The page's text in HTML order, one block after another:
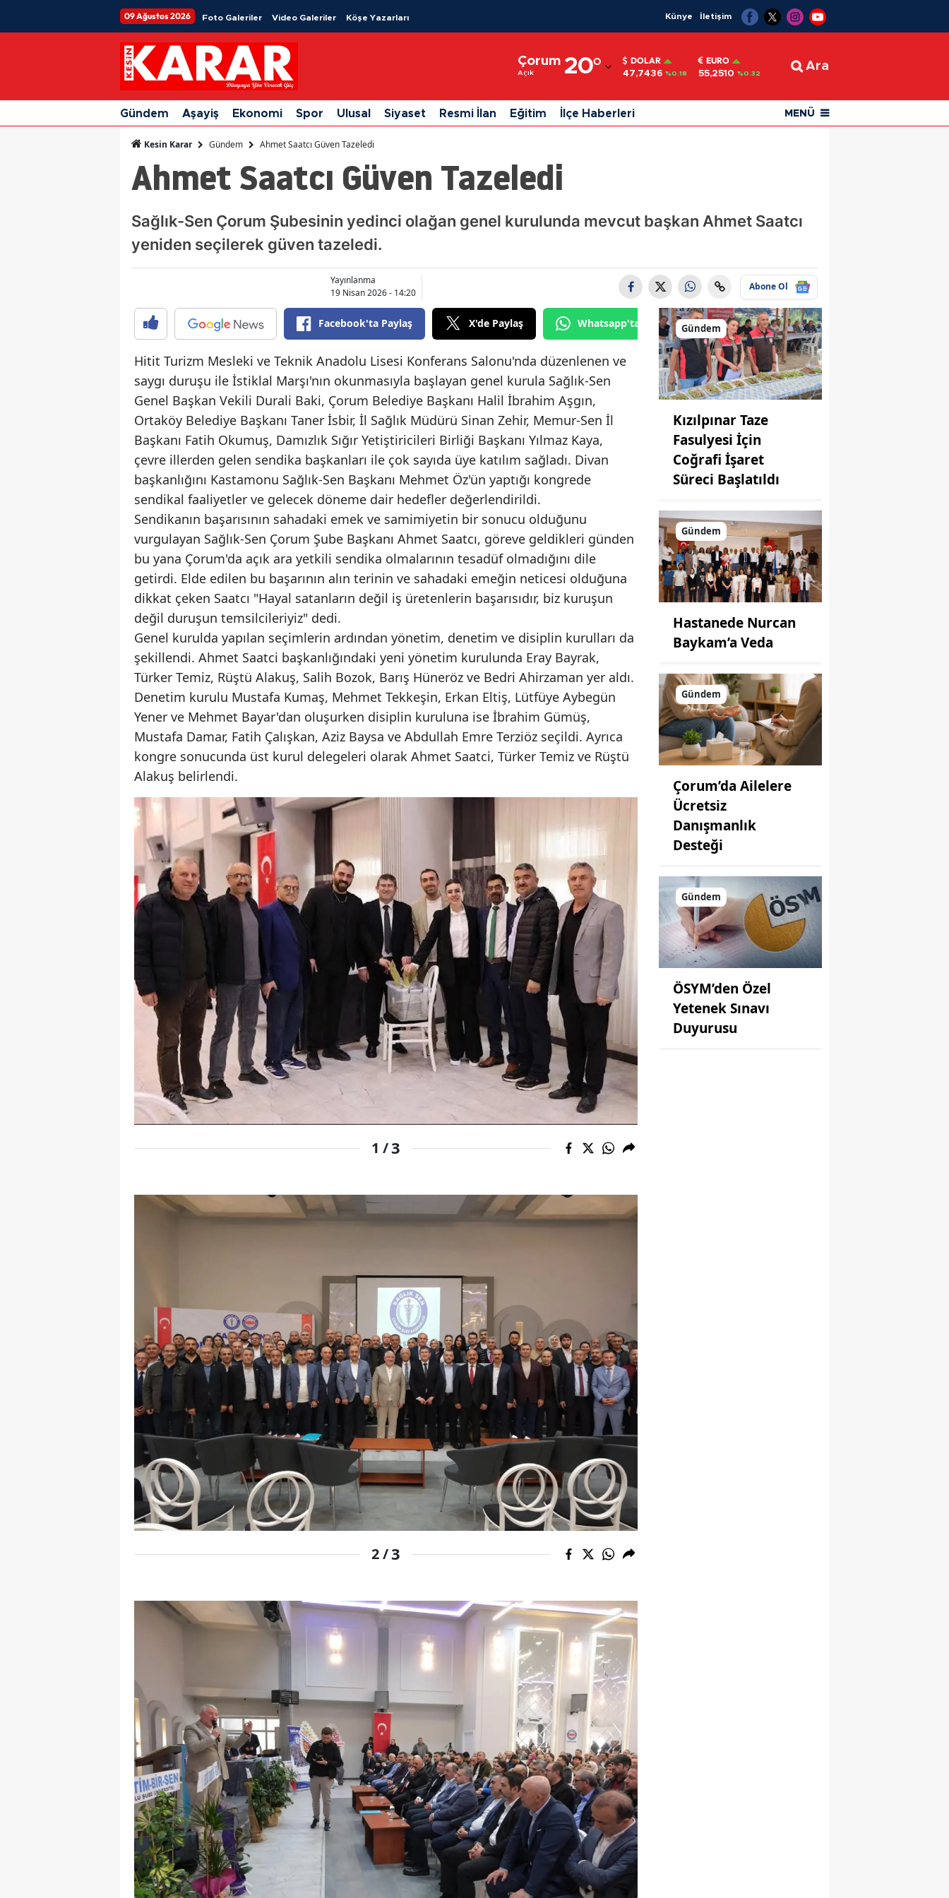
09 Ağustos 2026 Foto Galeriler Video Galeriler Köşe Yazarları Künye İletişim
Çorum
Açık 20°
Adıyaman
Afyonkarahisar
Ağrı
Ankara
Antalya
Bilecik
Bingöl
Bitlis
Bolu
Burdur
Bursa
Çanakkale
Çankırı
Çorum
Denizli
Edirne
Elazığ
Erzincan
Erzurum
Eskişehir
Gaziantep
Hakkari
Hatay
Isparta
Mersin
İstanbul
İzmir
Kars
Kastamonu
Kırklareli
Kocaeli
Konya
Manisa
Kahramanmaraş
Mardin
Muğla
Muş
Nevşehir
Niğde
Ordu
Samsun
Siirt
Sinop
Sivas
Tekirdağ
Tokat
Trabzon
Tunceli
Şanlıurfa
Uşak
Van
DOLAR
47,7436 %0.18
EURO
55,2510 %0.32
Ara
Gündem Aşayiş Ekonomi Spor Ulusal Siyaset Resmi İlan Eğitim İlçe Haberleri MENÜ
Kesin Karar Gündem Ahmet Saatcı Güven Tazeledi
Ahmet Saatcı Güven Tazeledi
Sağlık-Sen Çorum Şubesinin yedinci olağan genel kurulunda mevcut başkan Ahmet Saatcı
yeniden seçilerek güven tazeledi.
Yayınlanma
19 Nisan 2026 - 14:20
Abone Ol
Facebook'ta Paylaş X'de Paylaş Whatsapp'tan Gönder
Hitit Turizm Mesleki ve Teknik Anadolu Lisesi Konferans Salonu'nda düzenlenen ve
saygı duruşu ile İstiklal Marşı'nın okunmasıyla başlayan genel kurula Sağlık-Sen
Genel Başkan Vekili Durali Baki, Çorum Belediye Başkanı Halil İbrahim Aşgın,
Ortaköy Belediye Başkanı Taner İsbir, İl Sağlık Müdürü Sinan Zehir, Memur-Sen İl
Başkanı Fatih Okumuş, Damızlık Sığır Yetiştiricileri Birliği Başkanı Yılmaz Kaya,
çevre illerden gelen sendika başkanları ile çok sayıda üye katılım sağladı. Divan
başkanlığını Kastamonu Sağlık-Sen Başkanı Mehmet Öz'ün yaptığı kongrede
sendikal faaliyetler ve gelecek döneme dair hedefler değerlendirildi.
Sendikanın başarısının sahadaki emek ve samimiyetin bir sonucu olduğunu
vurgulayan Sağlık-Sen Çorum Şube Başkanı Ahmet Saatcı, göreve geldikleri günden
bu yana Çorum'da açık ara yetkili sendika olmalarının tesadüf olmadığını dile
getirdi. Elde edilen bu başarının alın terinin ve sahadaki emeğin neticesi olduğuna
dikkat çeken Saatcı "Hayal satanların değil iş üretenlerin başarısıdır, biz kuruşun
değil duruşun temsilcileriyiz" dedi.
Genel kurulda yapılan seçimlerin ardından yönetim, denetim ve disiplin kurulları da
şekillendi. Ahmet Saatci başkanlığındaki yeni yönetim kurulunda Eray Bayrak,
Türker Temiz, Rüştü Alakuş, Salih Bozok, Barış Hüneröz ve Bedri Ahirzaman yer aldı.
Denetim kurulu Mustafa Kumaş, Mehmet Tekkeşin, Erkan Eltiş, Lütfüye Aybegün
Yener ve Mehmet Bayar'dan oluşurken disiplin kuruluna ise İbrahim Gümüş,
Mustafa Damar, Fatih Çalışkan, Aziz Baysa ve Abdullah Emre Terziöz seçildi. Ayrıca
kongre sonucunda üst kurul delegeleri olarak Ahmet Saatci, Türker Temiz ve Rüştü
Alakuş belirlendi.
1 /3
2 /3
Gündem
Kızılpınar Taze
Fasulyesi İçin
Coğrafi İşaret
Süreci Başlatıldı
Gündem
Hastanede Nurcan
Baykam’a Veda
Gündem
Çorum’da Ailelere
Ücretsiz
Danışmanlık
Desteği
Gündem
ÖSYM’den Özel
Yetenek Sınavı
Duyurusu